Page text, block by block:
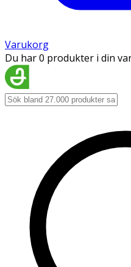
Varukorg
Du har 0 produkter i din